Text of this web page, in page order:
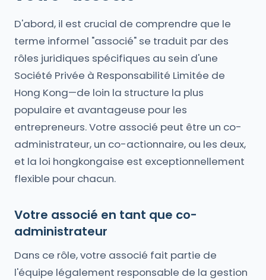
D'abord, il est crucial de comprendre que le
terme informel "associé" se traduit par des
rôles juridiques spécifiques au sein d'une
Société Privée à Responsabilité Limitée de
Hong Kong—de loin la structure la plus
populaire et avantageuse pour les
entrepreneurs. Votre associé peut être un co-
administrateur, un co-actionnaire, ou les deux,
et la loi hongkongaise est exceptionnellement
flexible pour chacun.
Votre associé en tant que co-
administrateur
Dans ce rôle, votre associé fait partie de
l'équipe légalement responsable de la gestion